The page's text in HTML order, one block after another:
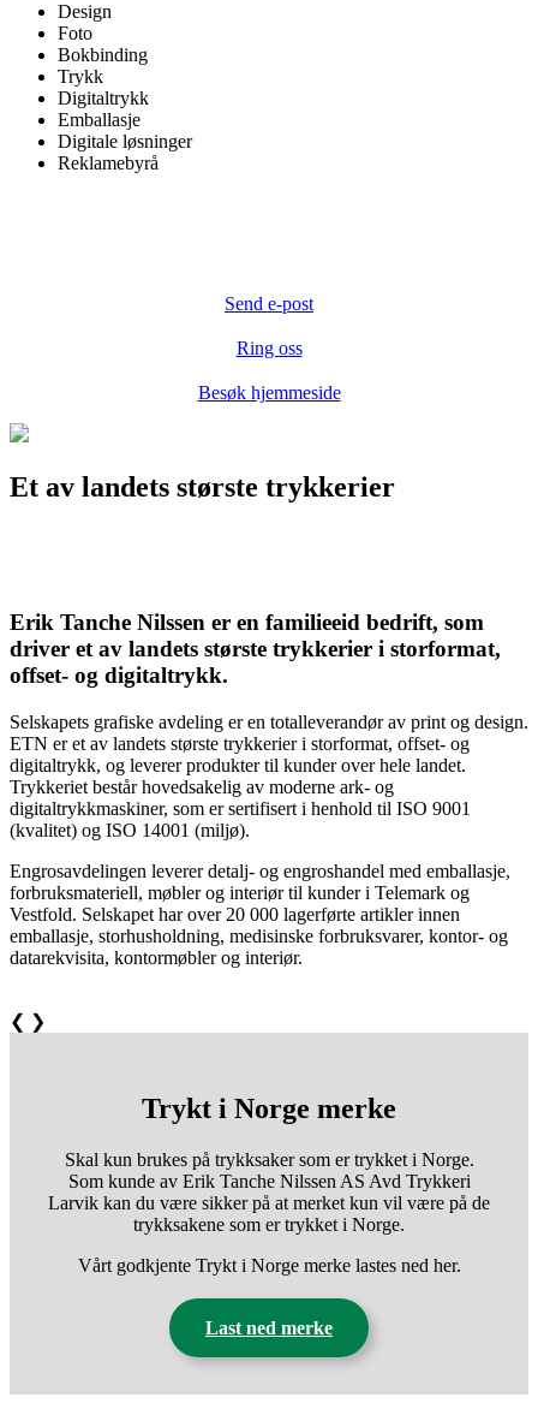
Design
Foto
Bokbinding
Trykk
Digitaltrykk
Emballasje
Digitale løsninger
Reklamebyrå
Send e-post
Ring oss
Besøk hjemmeside
Et av landets største trykkerier
Erik Tanche Nilssen er en familieeid bedrift, som
driver et av landets største trykkerier i storformat,
offset- og digitaltrykk.
Selskapets grafiske avdeling er en totalleverandør av print og design.
ETN er et av landets største trykkerier i storformat, offset- og
digitaltrykk, og leverer produkter til kunder over hele landet.
Trykkeriet består hovedsakelig av moderne ark- og
digitaltrykkmaskiner, som er sertifisert i henhold til ISO 9001
(kvalitet) og ISO 14001 (miljø).
Engrosavdelingen leverer detalj- og engroshandel med emballasje,
forbruksmateriell, møbler og interiør til kunder i Telemark og
Vestfold. Selskapet har over 20 000 lagerførte artikler innen
emballasje, storhusholdning, medisinske forbruksvarer, kontor- og
datarekvisita, kontormøbler og interiør.
❮ ❯
Trykt i Norge merke
Skal kun brukes på trykksaker som er trykket i Norge.
Som kunde av Erik Tanche Nilssen AS Avd Trykkeri
Larvik kan du være sikker på at merket kun vil være på de
trykksakene som er trykket i Norge.
Vårt godkjente Trykt i Norge merke lastes ned her.
Last ned merke